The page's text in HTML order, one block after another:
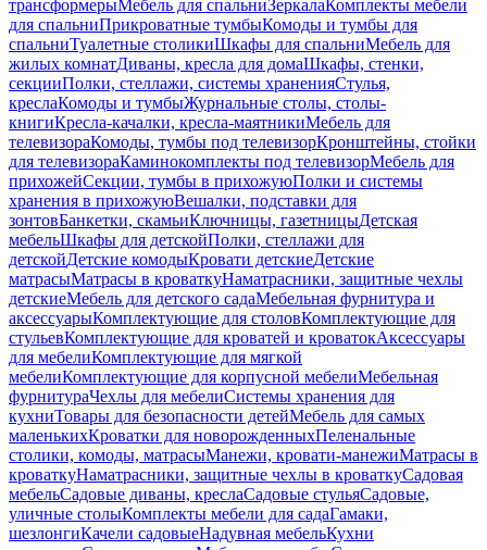
трансформерыМебель для спальниЗеркалаКомплекты мебели
для спальниПрикроватные тумбыКомоды и тумбы для
спальниТуалетные столикиШкафы для спальниМебель для
жилых комнатДиваны, кресла для домаШкафы, стенки,
секцииПолки, стеллажи, системы храненияСтулья,
креслаКомоды и тумбыЖурнальные столы, столы-
книгиКресла-качалки, кресла-маятникиМебель для
телевизораКомоды, тумбы под телевизорКронштейны, стойки
для телевизораКаминокомплекты под телевизорМебель для
прихожейСекции, тумбы в прихожуюПолки и системы
хранения в прихожуюВешалки, подставки для
зонтовБанкетки, скамьиКлючницы, газетницыДетская
мебельШкафы для детскойПолки, стеллажи для
детскойДетские комодыКровати детскиеДетские
матрасыМатрасы в кроваткуНаматрасники, защитные чехлы
детскиеМебель для детского садаМебельная фурнитура и
аксессуарыКомплектующие для столовКомплектующие для
стульевКомплектующие для кроватей и кроватокАксессуары
для мебелиКомплектующие для мягкой
мебелиКомплектующие для корпусной мебелиМебельная
фурнитураЧехлы для мебелиСистемы хранения для
кухниТовары для безопасности детейМебель для самых
маленькихКроватки для новорожденныхПеленальные
столики, комоды, матрасыМанежи, кровати-манежиМатрасы в
кроваткуНаматрасники, защитные чехлы в кроваткуСадовая
мебельСадовые диваны, креслаСадовые стульяСадовые,
уличные столыКомплекты мебели для садаГамаки,
шезлонгиКачели садовыеНадувная мебельКухни